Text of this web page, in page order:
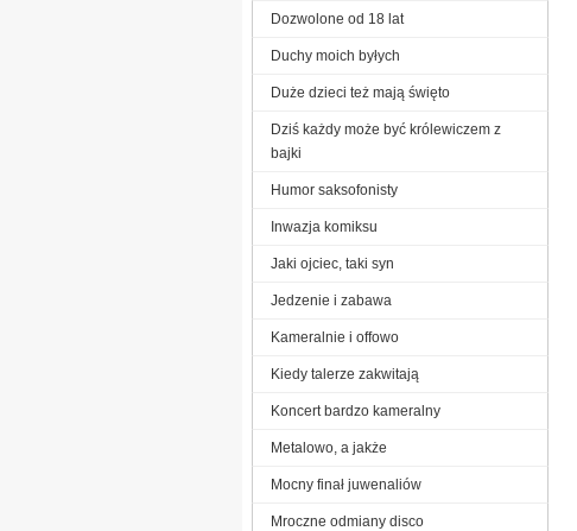
Dozwolone od 18 lat
Duchy moich byłych
Duże dzieci też mają święto
Dziś każdy może być królewiczem z
bajki
Humor saksofonisty
Inwazja komiksu
Jaki ojciec, taki syn
Jedzenie i zabawa
Kameralnie i offowo
Kiedy talerze zakwitają
Koncert bardzo kameralny
Metalowo, a jakże
Mocny finał juwenaliów
Mroczne odmiany disco